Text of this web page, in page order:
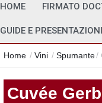
HOME FIRMATO
GUIDE E PRESENTAZIONI
Home / Vini / Spumante/
Cuvée